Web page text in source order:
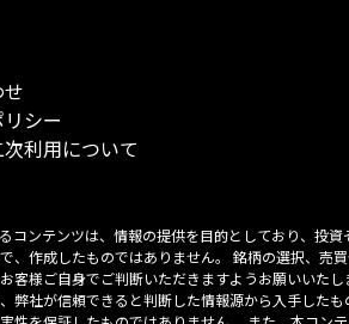
シー
利用について
コンテンツは、情報の提供を目的としており、投資
、作成したものではありません。 銘柄の選択、売
客様ご自身でご判断いただきますようお願いいたし
弊社が信頼できると判断した情報源から入手したも